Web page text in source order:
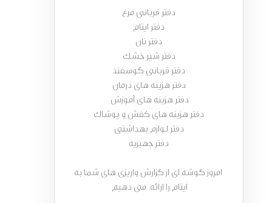
دفتر قربانی مرغ
دفتر ایتام
دفتر نان
دفتر شیر خشک
دفتر قربانی گوسفند
دفتر هزینه های درمان
دفتر هزینه های آموزش
دفتر هزینه های کفش و پوشاک
دفتر لوازم بهداشتی
دفتر جهیزیه
امروز گوشه ای از گزارش واریزی های شما به
ایتام را ارائه می دهیم